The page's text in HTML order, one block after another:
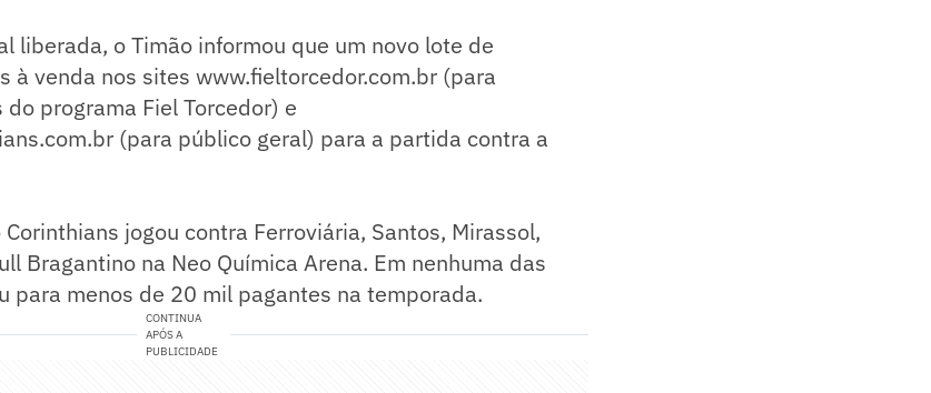
liberada, o Timão informou que um novo lote de
à venda nos sites www.fieltorcedor.com.br (para
programa Fiel Torcedor) e
(para público geral) para a partida contra a
jogou contra Ferroviária, Santos, Mirassol,
Bragantino na Neo Química Arena. Em nenhuma das
para menos de 20 mil pagantes na temporada.
CONTINUA
APÓS A
PUBLICIDADE